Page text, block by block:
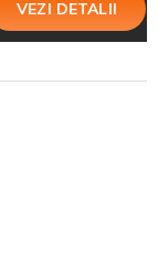
VEZI DETALII